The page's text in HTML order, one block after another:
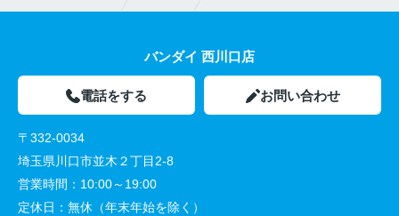
バンダイ 西川口店
電話をする お問い合わせ
〒332-0034
埼玉県川口市並木２丁目2-8
営業時間： 10:00～19:00
定休日： 無休（年末年始を除く）